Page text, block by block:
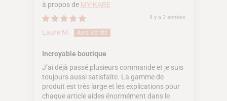
MY-KARE
Il y a 2 années
Laure M.
Incroyable boutique
J’ai déjà passé plusieurs commande et je suis
toujours aussi satisfaite. La gamme de
produit est très large et les explications pour
chaque article aides énormément dans le